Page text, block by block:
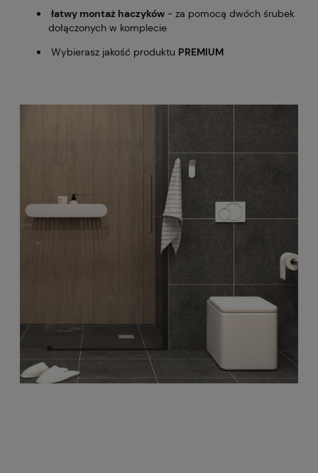
łatwy montaż haczyków - za pomocą dwóch śrubek
dołączonych w komplecie
Wybierasz jakość produktu PREMIUM